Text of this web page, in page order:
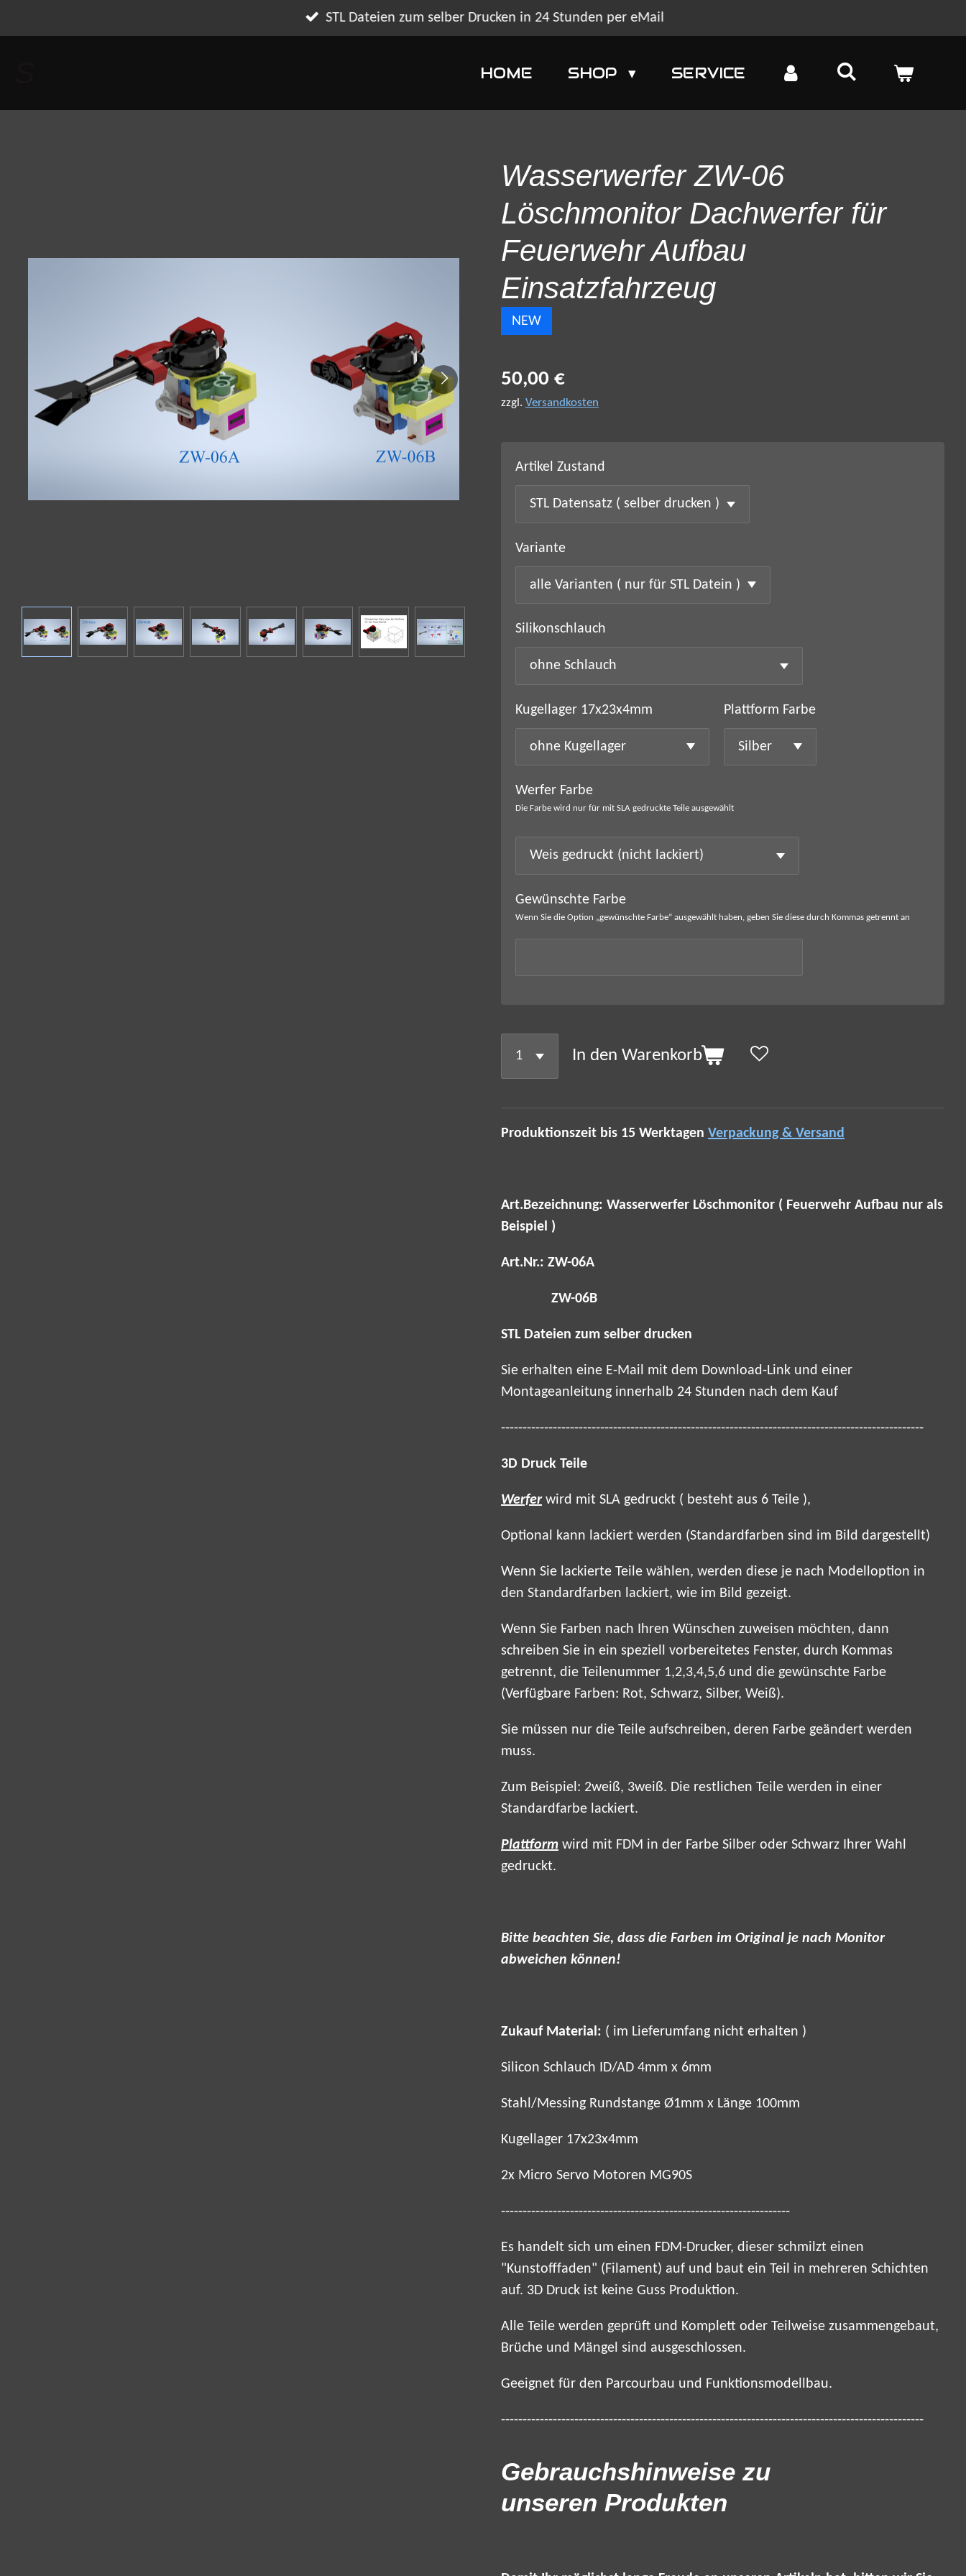
Hauptinhalt
STL Dateien zum selber Drucken in 24 Stunden per eMail
HOME SHOP SERVICE
Wasserwerfer ZW-06
Löschmonitor Dachwerfer für
Feuerwehr Aufbau
Einsatzfahrzeug
NEW
50,00 €
zzgl. Versandkosten
Artikel Zustand
Variante
Silikonschlauch
Kugellager 17x23x4mm Plattform Farbe
Werfer Farbe
Die Farbe wird nur für mit SLA gedruckte Teile ausgewählt
Gewünschte Farbe
Wenn Sie die Option „gewünschte Farbe“ ausgewählt haben, geben Sie diese durch Kommas getrennt an
In den Warenkorb
Produktionszeit bis 15 Werktagen Verpackung & Versand
Art.Bezeichnung: Wasserwerfer Löschmonitor ( Feuerwehr Aufbau nur als
Beispiel )
Art.Nr.: ZW-06A
ZW-06B
STL Dateien zum selber drucken
Sie erhalten eine E-Mail mit dem Download-Link und einer
Montageanleitung innerhalb 24 Stunden nach dem Kauf
--------------------------------------------------------------------------------------------------
3D Druck Teile
Werferwird mit SLA gedruckt ( besteht aus 6 Teile ),
Optional kann lackiert werden (Standardfarben sind im Bild dargestellt)
Wenn Sie lackierte Teile wählen, werden diese je nach Modelloption in
den Standardfarben lackiert, wie im Bild gezeigt.
Wenn Sie Farben nach Ihren Wünschen zuweisen möchten, dann
schreiben Sie in ein speziell vorbereitetes Fenster, durch Kommas
getrennt, die Teilenummer 1,2,3,4,5,6 und die gewünschte Farbe
(Verfügbare Farben: Rot, Schwarz, Silber, Weiß).
Sie müssen nur die Teile aufschreiben, deren Farbe geändert werden
muss.
Zum Beispiel: 2weiß, 3weiß. Die restlichen Teile werden in einer
Standardfarbe lackiert.
Plattform wird mit FDM in der Farbe Silber oder Schwarz Ihrer Wahl
gedruckt.
Bitte beachten Sie, dass die Farben im Original je nach Monitor
abweichen können!
Zukauf Material: ( im Lieferumfang nicht erhalten )
Silicon Schlauch ID/AD 4mm x 6mm
Stahl/Messing Rundstange Ø1mm x Länge 100mm
Kugellager 17x23x4mm
2x Micro Servo Motoren MG90S
-------------------------------------------------------------------
Es handelt sich um einen FDM-Drucker, dieser schmilzt einen
"Kunstofffaden" (Filament) auf und baut ein Teil in mehreren Schichten
auf. 3D Druck ist keine Guss Produktion.
Alle Teile werden geprüft und Komplett oder Teilweise zusammengebaut,
Brüche und Mängel sind ausgeschlossen.
Geeignet für den Parcourbau und Funktionsmodellbau.
--------------------------------------------------------------------------------------------------
Gebrauchshinweise zu
unseren Produkten